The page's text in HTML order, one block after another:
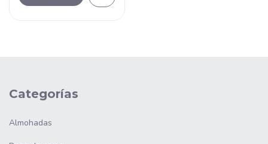
Categorías
Almohadas